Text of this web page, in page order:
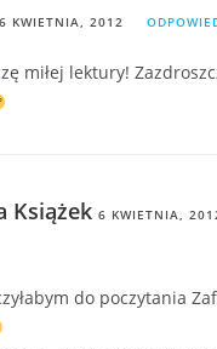
6 KWIETNIA, 2012
miłej lektury!
Książek 6 KWIETNIA,
do poczytania